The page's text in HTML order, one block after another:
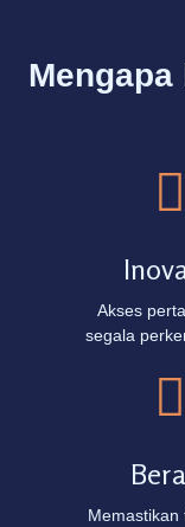
Akses
segala
Memastikan